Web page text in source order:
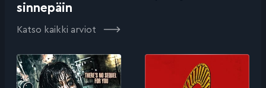
sinnepäin
Katso kaikki arviot